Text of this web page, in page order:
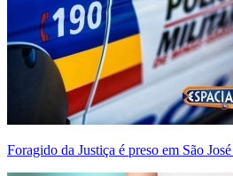
Foragido da Justiça é preso em São